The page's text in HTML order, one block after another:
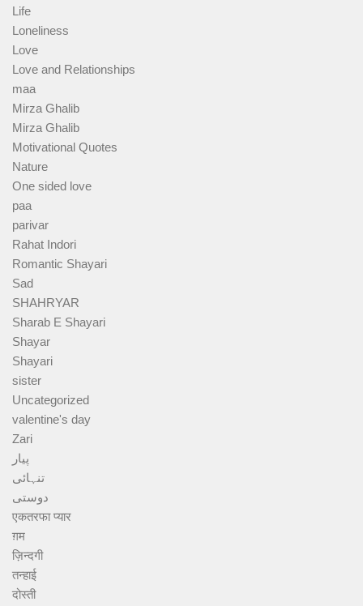
Life
Loneliness
Love
Love and Relationships
maa
Mirza Ghalib
Mirza Ghalib
Motivational Quotes
Nature
One sided love
paa
parivar
Rahat Indori
Romantic Shayari
Sad
SHAHRYAR
Sharab E Shayari
Shayar
Shayari
sister
Uncategorized
valentine's day
Zari
پیار
تنہائی
دوستی
एकतरफा प्यार
ग़म
ज़िन्दगी
तन्हाई
दोस्ती